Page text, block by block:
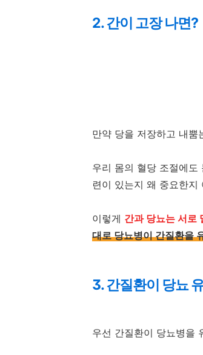
2. 간이 고장 나면?
만약 당을 저장하고 내뿜
우리 몸의 혈당 조절에
련이 있는지 왜 중요한지
이렇게 간과 당뇨는 서로
대로 당뇨병이 간질환을
3. 간질환이 당뇨
우선 간질환이 당뇨병을